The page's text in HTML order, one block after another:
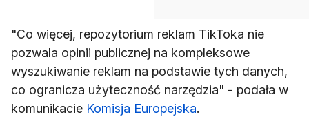
"Co więcej, repozytorium reklam TikToka nie
pozwala opinii publicznej na kompleksowe
wyszukiwanie reklam na podstawie tych danych,
co ogranicza użyteczność narzędzia" - podała w
komunikacie Komisja Europejska.